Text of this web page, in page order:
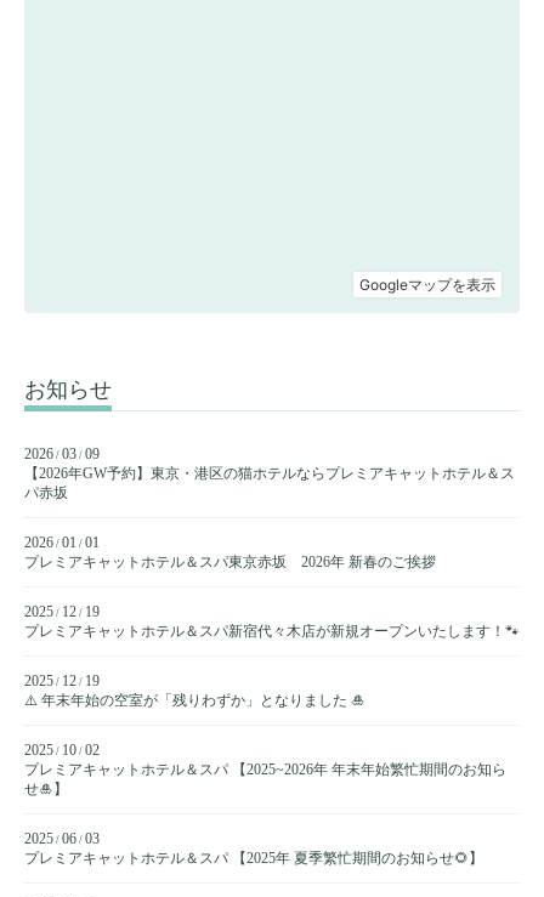
お知らせ
2026 / 03 / 09
【2026年GW予約】東京・港区の猫ホテルならプレミアキャットホテル＆ス
パ赤坂
2026 / 01 / 01
プレミアキャットホテル＆スパ東京赤坂 2026年 新春のご挨拶
2025 / 12 / 19
プレミアキャットホテル＆スパ新宿代々木店が新規オープンいたします！🐾
2025 / 12 / 19
⚠️ 年末年始の空室が「残りわずか」となりました 🎍
2025 / 10 / 02
プレミアキャットホテル＆スパ 【2025~2026年 年末年始繁忙期間のお知ら
せ🎍】
2025 / 06 / 03
プレミアキャットホテル＆スパ 【2025年 夏季繁忙期間のお知らせ🌻】